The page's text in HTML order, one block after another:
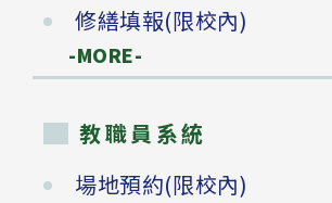
修繕填報(限校內)
-MORE-
教職員系統
場地預約(限校內)